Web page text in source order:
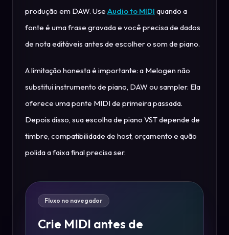
produção em DAW. Use Audio to MIDI quando a
fonte é uma frase gravada e você precisa de dados
de nota editáveis antes de escolher o som de piano.
A limitação honesta é importante: a Melogen não
substitui instrumento de piano, DAW ou sampler. Ela
oferece uma ponte MIDI de primeira passada.
Depois disso, sua escolha de piano VST depende de
timbre, compatibilidade de host, orçamento e quão
polida a faixa final precisa ser.
Fluxo no navegador
Crie MIDI antes de